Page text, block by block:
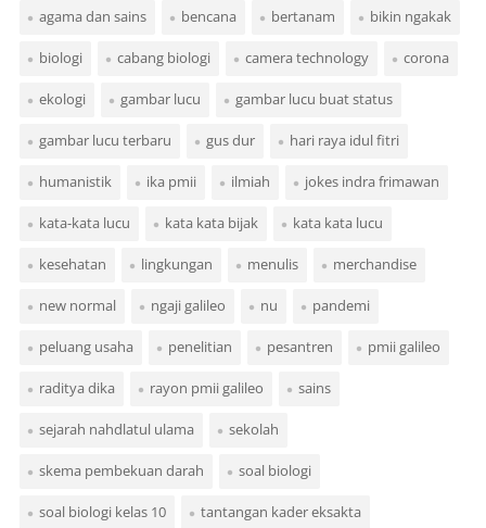
agama dan sains bencana bertanam bikin ngakak
biologi cabang biologi camera technology corona
ekologi gambar lucu gambar lucu buat status
gambar lucu terbaru gus dur hari raya idul fitri
humanistik ika pmii ilmiah jokes indra frimawan
kata-kata lucu kata kata bijak kata kata lucu
kesehatan lingkungan menulis merchandise
new normal ngaji galileo nu pandemi
peluang usaha penelitian pesantren pmii galileo
raditya dika rayon pmii galileo sains
sejarah nahdlatul ulama sekolah
skema pembekuan darah soal biologi
soal biologi kelas 10 tantangan kader eksakta